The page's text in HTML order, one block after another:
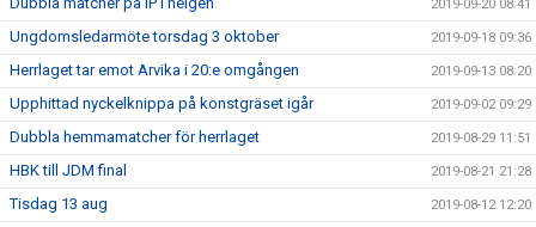
2019-09-20 08:41
Ungdomsledarmöte torsdag 3 oktober 2019-09-18 09:36
Herrlaget tar emot Arvika i 20:e omgången 2019-09-13 08:20
Upphittad nyckelknippa på konstgräset igår 2019-09-02 09:29
Dubbla hemmamatcher för herrlaget 2019-08-29 11:51
HBK till JDM final 2019-08-21 21:28
Tisdag 13 aug 2019-08-12 12:20